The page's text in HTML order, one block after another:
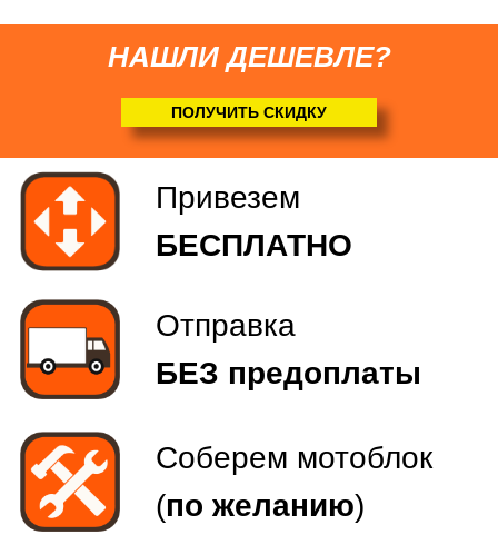
НАШЛИ ДЕШЕВЛЕ?
ПОЛУЧИТЬ СКИДКУ
Соберем мотоблок